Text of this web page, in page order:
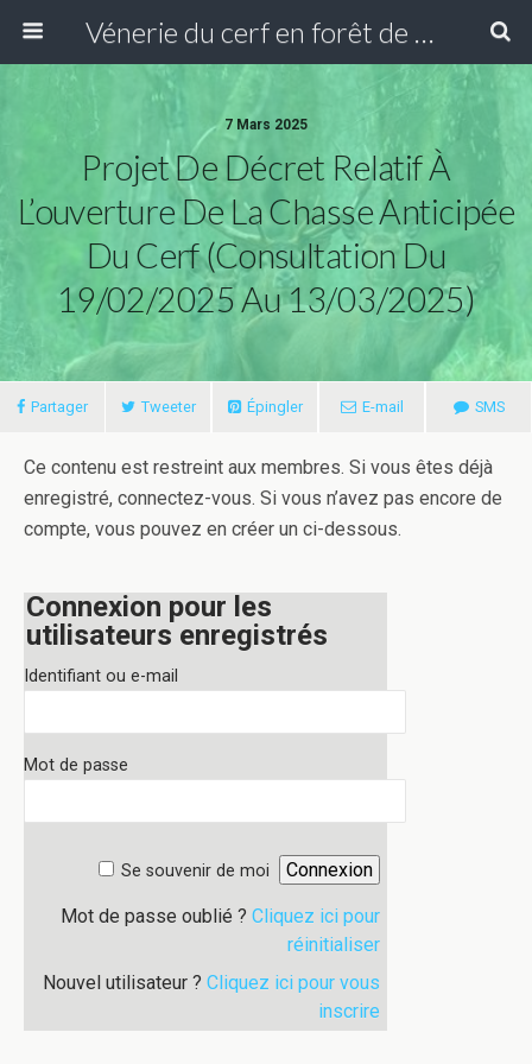
Vénerie du cerf en forêt de Compiègne
7 Mars 2025
Projet De Décret Relatif À
L’ouverture De La Chasse Anticipée
Du Cerf (Consultation Du
19/02/2025 Au 13/03/2025)
Partager Tweeter Épingler E-mail SMS
Ce contenu est restreint aux membres. Si vous êtes déjà
enregistré, connectez-vous. Si vous n’avez pas encore de
compte, vous pouvez en créer un ci-dessous.
Connexion pour les
utilisateurs enregistrés
Identifiant ou e-mail
Mot de passe
Se souvenir de moi
Mot de passe oublié ? Cliquez ici pour
réinitialiser
Nouvel utilisateur ? Cliquez ici pour vous
inscrire